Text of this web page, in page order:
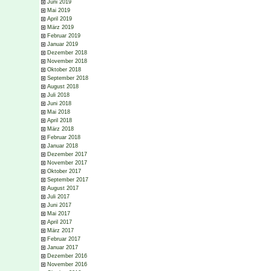
Juni 2019
Mai 2019
April 2019
März 2019
Februar 2019
Januar 2019
Dezember 2018
November 2018
Oktober 2018
September 2018
August 2018
Juli 2018
Juni 2018
Mai 2018
April 2018
März 2018
Februar 2018
Januar 2018
Dezember 2017
November 2017
Oktober 2017
September 2017
August 2017
Juli 2017
Juni 2017
Mai 2017
April 2017
März 2017
Februar 2017
Januar 2017
Dezember 2016
November 2016